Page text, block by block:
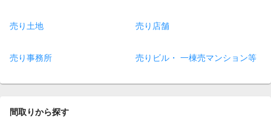
売り土地 売り店舗
売り事務所 売りビル・ 一棟売マンション等
間取りから探す